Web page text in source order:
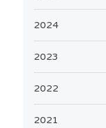
2024
2023
2022
2021